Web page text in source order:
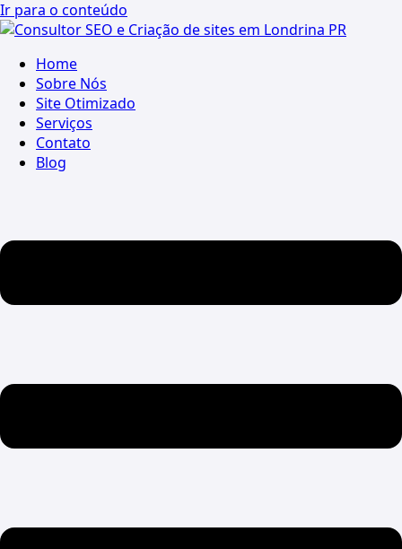
Ir para o conteúdo
Home
Sobre Nós
Site Otimizado
Serviços
Contato
Blog